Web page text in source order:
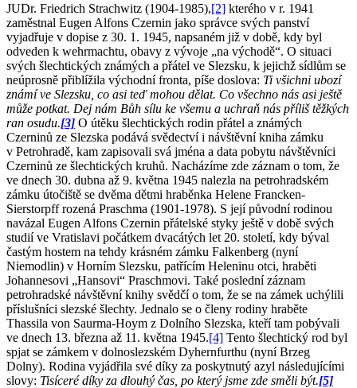
JUDr. Friedrich Strachwitz (1904-1985),[2] kterého v r. 1941
zaměstnal Eugen Alfons Czernin jako správce svých panství
vyjadřuje v dopise z 30. 1. 1945, napsaném již v době, kdy byl
odveden k wehrmachtu, obavy z vývoje „na východě“. O situaci
svých šlechtických známých a přátel ve Slezsku, k jejichž sídlům se
neúprosně přiblížila východní fronta, píše doslova: Ti všichni ubozí
známí ve Slezsku, co asi teď mohou dělat. Co všechno nás asi ještě
může potkat. Dej nám Bůh sílu ke všemu a uchraň nás příliš těžkých
ran osudu.[3] O útěku šlechtických rodin přátel a známých
Czerninů ze Slezska podává svědectví i návštěvní kniha zámku
v Petrohradě, kam zapisovali svá jména a data pobytu návštěvníci
Czerninů ze šlechtických kruhů. Nacházíme zde záznam o tom, že
ve dnech 30. dubna až 9. května 1945 nalezla na petrohradském
zámku útočiště se dvěma dětmi hraběnka Helene Francken-
Sierstorpff rozená Praschma (1901-1978). S její původní rodinou
navázal Eugen Alfons Czernin přátelské styky ještě v době svých
studií ve Vratislavi počátkem dvacátých let 20. století, kdy býval
častým hostem na tehdy krásném zámku Falkenberg (nyní
Niemodlin) v Horním Slezsku, patřícím Heleninu otci, hraběti
Johannesovi „Hansovi“ Praschmovi. Také poslední záznam
petrohradské návštěvní knihy svědčí o tom, že se na zámek uchýlili
příslušníci slezské šlechty. Jednalo se o členy rodiny hraběte
Thassila von Saurma-Hoym z Dolního Slezska, kteří tam pobývali
ve dnech 13. března až 11. května 1945.[4] Tento šlechtický rod byl
spjat se zámkem v dolnoslezském Dyhernfurthu (nyní Brzeg
Dolny). Rodina vyjádřila své díky za poskytnutý azyl následujícími
slovy: Tisíceré díky za dlouhý čas, po který jsme zde směli být.[5]